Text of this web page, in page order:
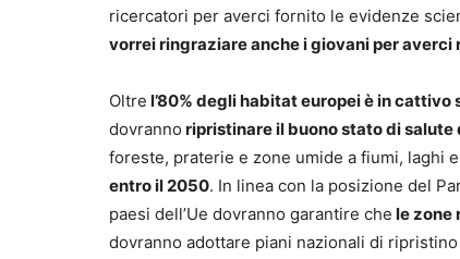
ricercatori per averci fornito le evidenze
vorrei ringraziare anche i giovani per averci
Oltre l’80% degli habitat europei è in cattivo
dovranno ripristinare il buono stato di
foreste, praterie e zone umide a fiumi, laghi
entro il 2050. In linea con la posizione del
paesi dell’Ue dovranno garantire che le zone
dovranno adottare piani nazionali di